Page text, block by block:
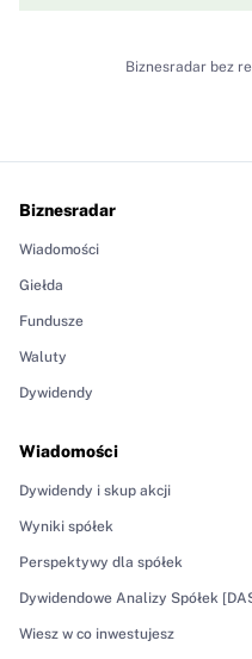
Biznesradar bez
Biznesradar
Wiadomości
Giełda
Fundusze
Waluty
Dywidendy
Wiadomości
Dywidendy i skup akcji
Wyniki spółek
Perspektywy dla spółek
Dywidendowe Analizy Spółek
Wiesz w co inwestujesz